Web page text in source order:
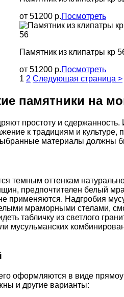
от 51200 р.Посмотреть
Памятник из клипатры кр
от 51200 р.Посмотреть
1 2 Следующая страница >
памятники на
простоту и сдержанность.
к традициям и
материалы должны
темным оттенкам
предпочтителен белый
применяются. Надгробия
мраморными стелами,
табличку из светлого
мусульманских
оформляются в виде
и другие варианты: